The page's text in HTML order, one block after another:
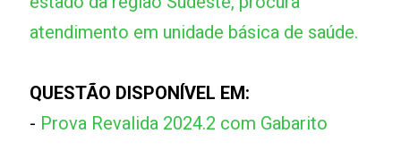
atendimento em unidade básica de saúde.
QUESTÃO DISPONÍVEL EM:
- Prova Revalida 2024.2 com Gabarito